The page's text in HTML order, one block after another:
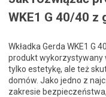
WKE1 G 40/40 z
Wkładka Gerda WKE1 G
produkt wykorzystywany
tylko estetykę, ale też
domów. Jako jedno z
zakresie